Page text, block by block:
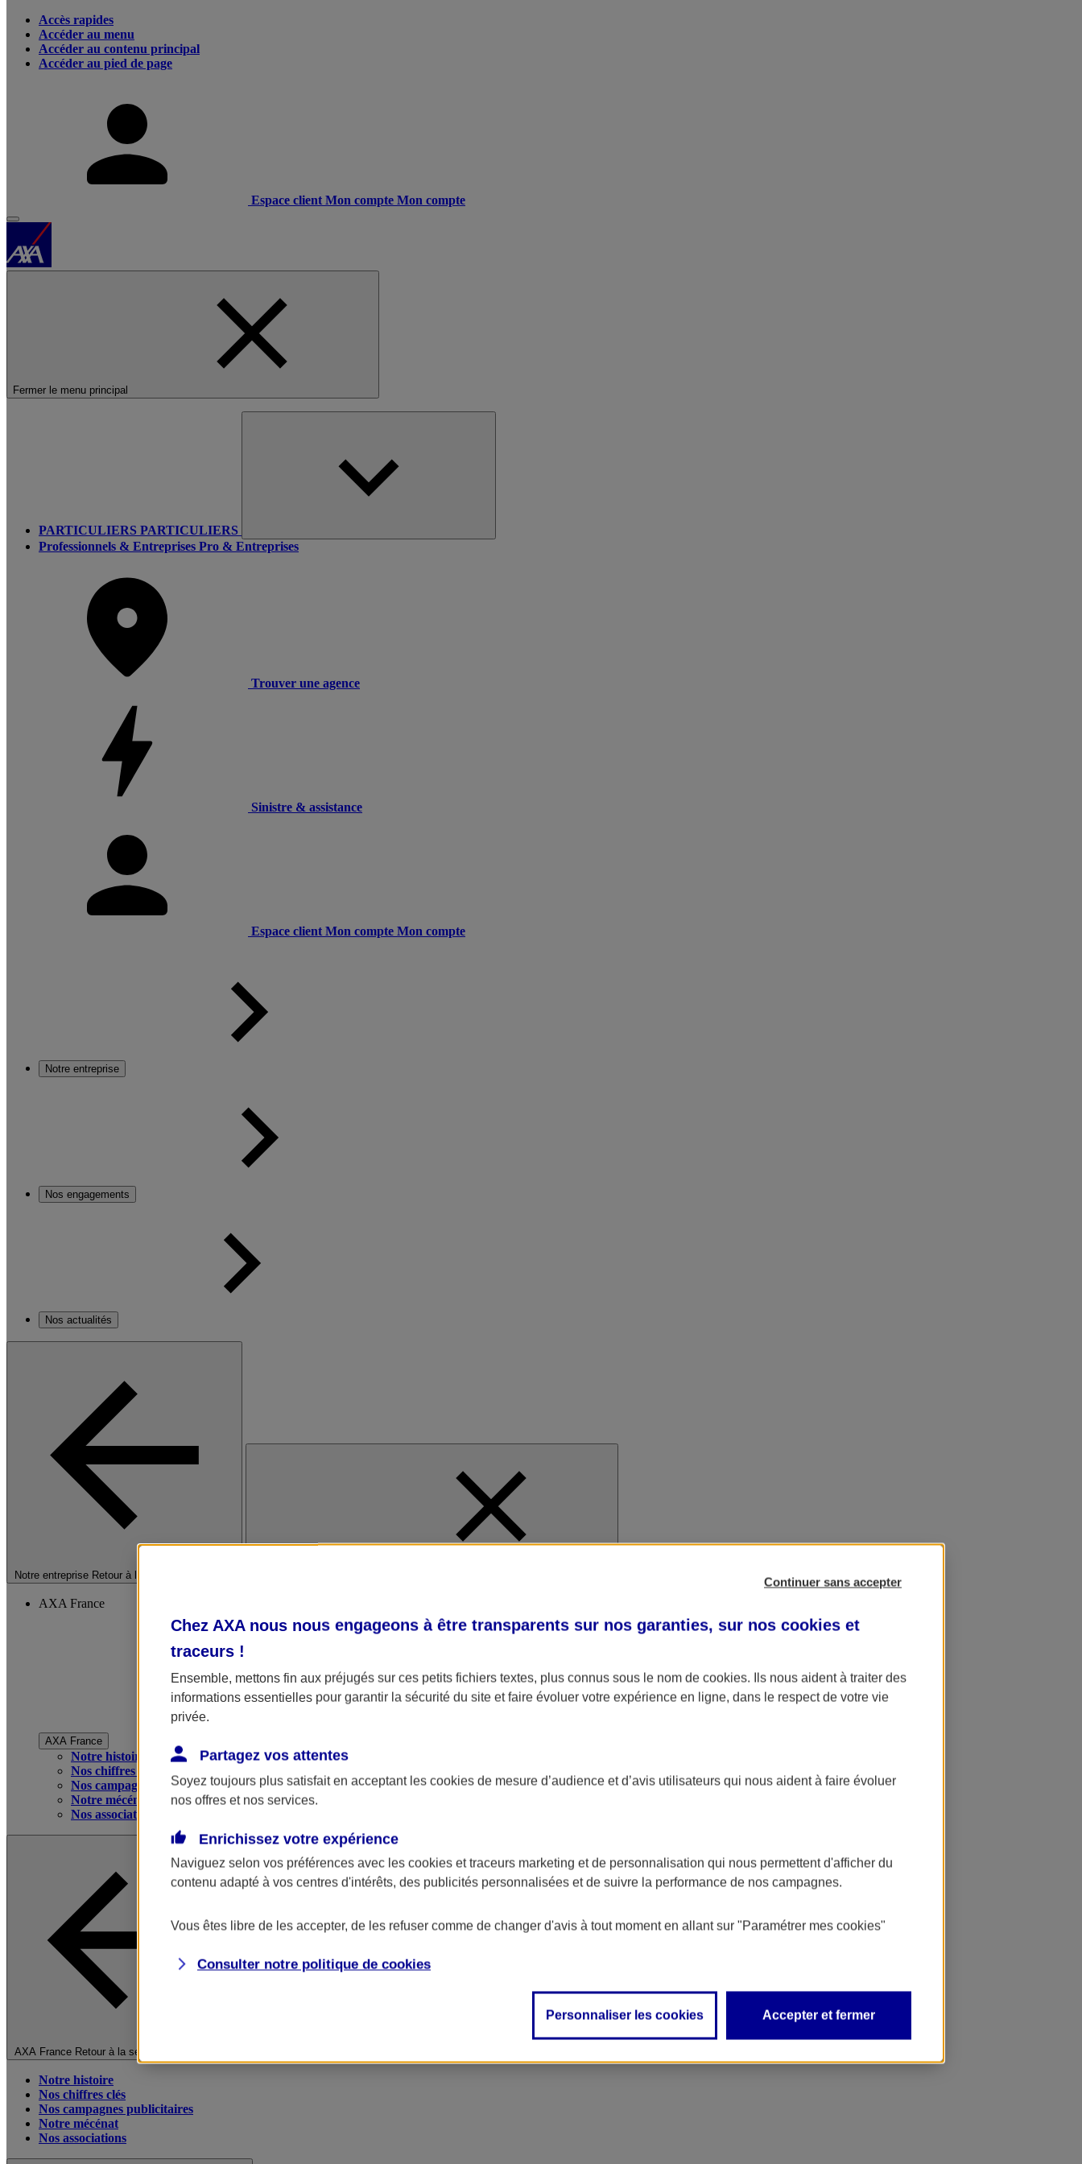
Accès rapides
Accéder au menu
Accéder au contenu principal
Accéder au pied de page
Espace client Mon compte Mon compte
Fermer le menu principal
PARTICULIERS PARTICULIERS
Professionnels & Entreprises Pro & Entreprises
Trouver une agence
Sinistre & assistance
Espace client Mon compte Mon compte
Notre entreprise
Nos engagements
Nos actualités
Notre entreprise Retour à la section précédente
AXA France
AXA France
Notre histoire
Nos chiffres clés
Nos campagnes publicitaires
Notre mécénat
Nos associations
AXA France Retour à la section précédente
Notre histoire
Nos chiffres clés
Nos campagnes publicitaires
Notre mécénat
Nos associations
Continuer sans accepter
Chez AXA nous nous engageons à être transparents sur nos garanties, sur nos cookies et
traceurs !
Ensemble, mettons fin aux préjugés sur ces petits fichiers textes, plus connus sous le nom de cookies. Ils nous aident à traiter des
informations essentielles pour garantir la sécurité du site et faire évoluer votre expérience en ligne, dans le respect de votre vie
privée.
Partagez vos attentes
Soyez toujours plus satisfait en acceptant les cookies de mesure d’audience et d’avis utilisateurs qui nous aident à faire évoluer
nos offres et nos services.
Enrichissez votre expérience
Naviguez selon vos préférences avec les cookies et traceurs marketing et de personnalisation qui nous permettent d'afficher du
contenu adapté à vos centres d'intérêts, des publicités personnalisées et de suivre la performance de nos campagnes.
Vous êtes libre de les accepter, de les refuser comme de changer d'avis à tout moment en allant sur "Paramétrer mes cookies"
Consulter notre politique de cookies
Personnaliser les cookies Accepter et fermer